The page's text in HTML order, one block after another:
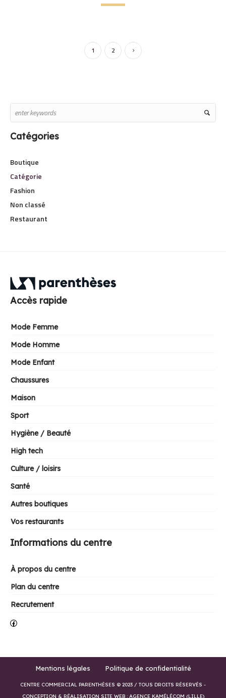
1 2
Catégories
Boutique
Catégorie
Fashion
Non classé
Restaurant
Accès rapide
Mode Femme
Mode Homme
Mode Enfant
Chaussures
Maison
Sport
Hygiène / Beauté
High tech
Culture / loisirs
Santé
Autres boutiques
Vos restaurants
Informations du centre
À propos du centre
Plan du centre
Recrutement
Facebook
Mentions légales Politique de confidentialité
CENTRE COMMERCIAL PARENTHÈSES © 2023 / TOUS DROITS RÉSERVÉS -
CONCEPTION & RÉALISATION SITE WEB : AGENCE KAMÉLÉCOM (LILLE)